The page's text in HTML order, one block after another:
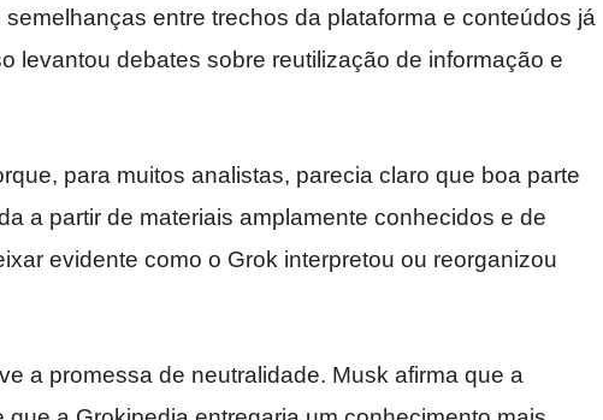
entre trechos da plataforma e conteúdos já
levantou debates sobre reutilização de informação e
para muitos analistas, parecia claro que boa parte
a partir de materiais amplamente conhecidos e de
evidente como o Grok interpretou ou reorganizou
a promessa de neutralidade. Musk afirma que a